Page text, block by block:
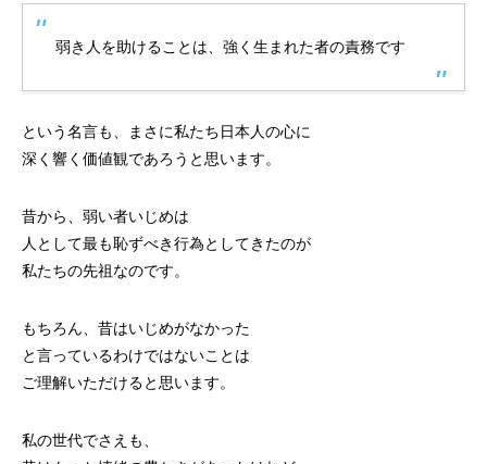
弱き人を助けることは、強く生まれた者の責務です
という名言も、まさに私たち日本人の心に
深く響く価値観であろうと思います。
昔から、弱い者いじめは
人として最も恥ずべき行為としてきたのが
私たちの先祖なのです。
もちろん、昔はいじめがなかった
と言っているわけではないことは
ご理解いただけると思います。
私の世代でさえも、